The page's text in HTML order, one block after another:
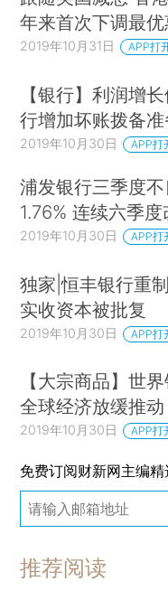
年来首次下调最
2019年10月31日 APP打
【银行】利润增
行增加坏账拨备
2019年10月30日 APP打
浦发银行三季度
1.76% 连续六季度
2019年10月30日 APP打
独家|恒丰银行重
实收资本被批复
2019年10月30日 APP打
【大宗商品】世
全球经济放缓推动
2019年10月30日 APP打
免费订阅财新网主编
推荐阅读